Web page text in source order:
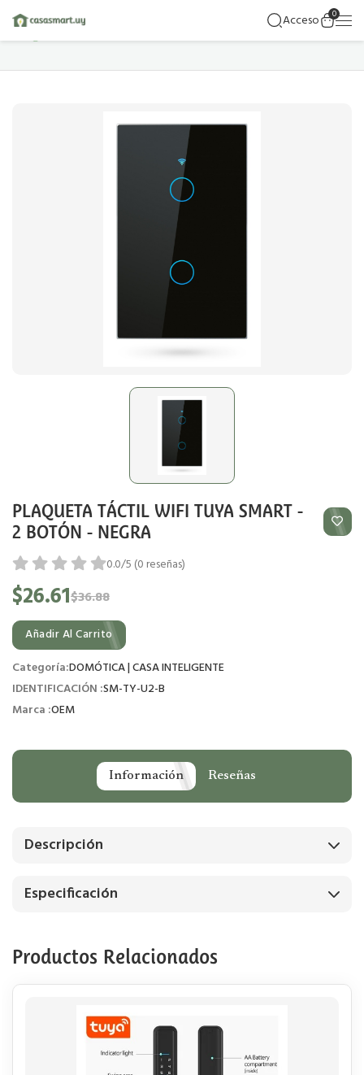
Acceso 0
PLAQUETA TÁCTIL WIFI TUYA SMART -
2 BOTÓN - NEGRA
0.0/5 (0 reseñas)
$26.61$36.88
Añadir Al Carrito
Categoría:DOMÓTICA | CASA INTELIGENTE
IDENTIFICACIÓN :SM-TY-U2-B
Marca :OEM
Información Reseñas
Descripción
Especificación
Productos Relacionados